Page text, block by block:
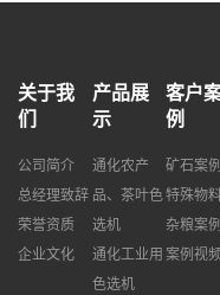
关于我
们
公司简介
总经理致辞
荣誉资质
企业文化
产品展
示
通化农产
品、茶叶色
选机
通化工业用
色选机
客户
例
矿石案例
特殊物
杂粮案例
案例视频